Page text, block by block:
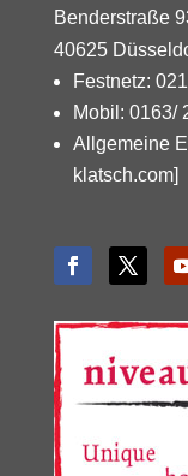
Benderstraße
40625
Festnetz:
Mobil: 0163/
Allgemeine
klatsch.com]